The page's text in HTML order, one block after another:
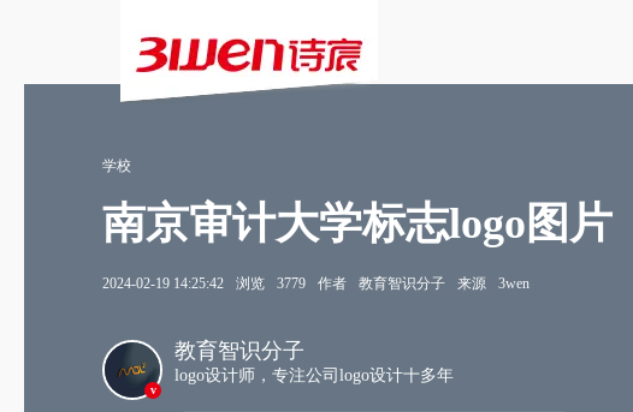
学校
南京审计大学标志logo图片
2024-02-19 14:25:42 浏览 3779 作者 教育智识分子 来源 3wen
v
教育智识分子
logo设计师，专注公司logo设计十多年